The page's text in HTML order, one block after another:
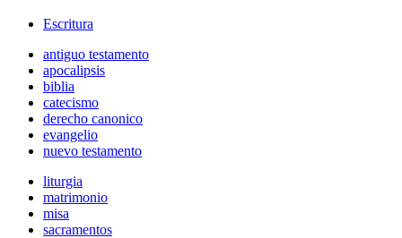
Escritura
antiguo testamento
apocalipsis
biblia
catecismo
derecho canonico
evangelio
nuevo testamento
liturgia
matrimonio
misa
sacramentos